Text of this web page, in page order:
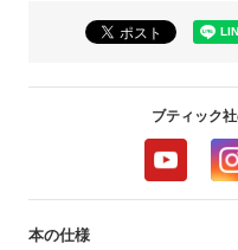
ブティック
本の仕様